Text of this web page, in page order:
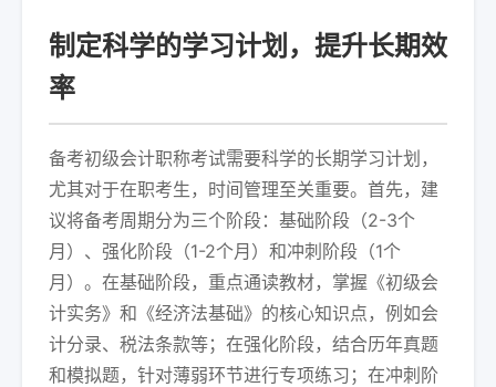
制定科学的学习计划，提升长期效
率
备考初级会计职称考试需要科学的长期学习计划，
尤其对于在职考生，时间管理至关重要。首先，建
议将备考周期分为三个阶段：基础阶段（2-3个
月）、强化阶段（1-2个月）和冲刺阶段（1个
月）。在基础阶段，重点通读教材，掌握《初级会
计实务》和《经济法基础》的核心知识点，例如会
计分录、税法条款等；在强化阶段，结合历年真题
和模拟题，针对薄弱环节进行专项练习；在冲刺阶